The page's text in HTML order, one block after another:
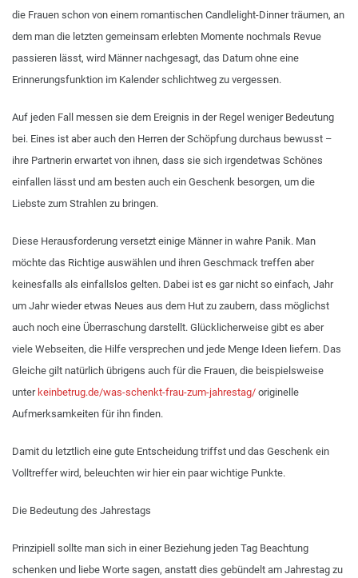
die Frauen schon von einem romantischen Candlelight-Dinner träumen, an
dem man die letzten gemeinsam erlebten Momente nochmals Revue
passieren lässt, wird Männer nachgesagt, das Datum ohne eine
Erinnerungsfunktion im Kalender schlichtweg zu vergessen.
Auf jeden Fall messen sie dem Ereignis in der Regel weniger Bedeutung
bei. Eines ist aber auch den Herren der Schöpfung durchaus bewusst –
ihre Partnerin erwartet von ihnen, dass sie sich irgendetwas Schönes
einfallen lässt und am besten auch ein Geschenk besorgen, um die
Liebste zum Strahlen zu bringen.
Diese Herausforderung versetzt einige Männer in wahre Panik. Man
möchte das Richtige auswählen und ihren Geschmack treffen aber
keinesfalls als einfallslos gelten. Dabei ist es gar nicht so einfach, Jahr
um Jahr wieder etwas Neues aus dem Hut zu zaubern, dass möglichst
auch noch eine Überraschung darstellt. Glücklicherweise gibt es aber
viele Webseiten, die Hilfe versprechen und jede Menge Ideen liefern. Das
Gleiche gilt natürlich übrigens auch für die Frauen, die beispielsweise
unter keinbetrug.de/was-schenkt-frau-zum-jahrestag/ originelle
Aufmerksamkeiten für ihn finden.
Damit du letztlich eine gute Entscheidung triffst und das Geschenk ein
Volltreffer wird, beleuchten wir hier ein paar wichtige Punkte.
Die Bedeutung des Jahrestags
Prinzipiell sollte man sich in einer Beziehung jeden Tag Beachtung
schenken und liebe Worte sagen, anstatt dies gebündelt am Jahrestag zu